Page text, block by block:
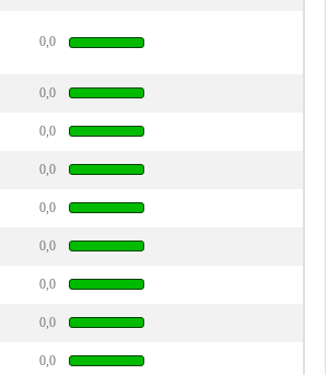
0,0
0,0
0,0
0,0
0,0
0,0
0,0
0,0
0,0